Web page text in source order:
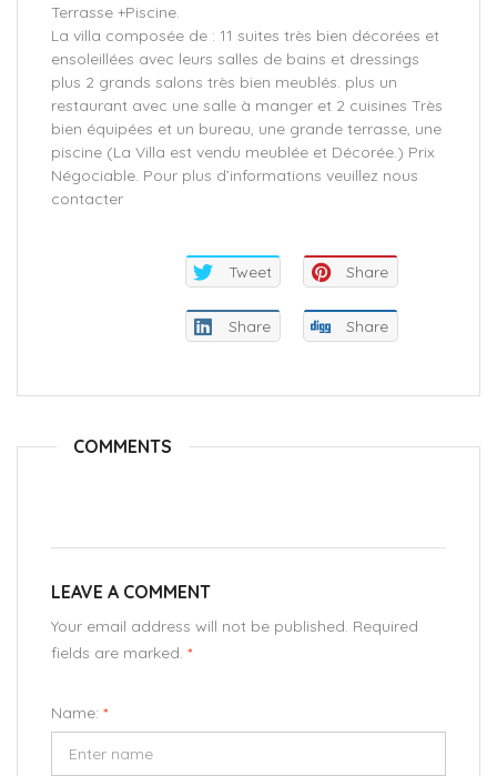
Terrasse +Piscine.
La villa composée de : 11 suites très bien décorées et
ensoleillées avec leurs salles de bains et dressings
plus 2 grands salons très bien meublés. plus un
restaurant avec une salle à manger et 2 cuisines Très
bien équipées et un bureau, une grande terrasse, une
piscine (La Villa est vendu meublée et Décorée.) Prix
Négociable. Pour plus d’informations veuillez nous
contacter
Tweet Share
Share Share
COMMENTS
LEAVE A COMMENT
Your email address will not be published. Required
fields are marked. *
Name: *